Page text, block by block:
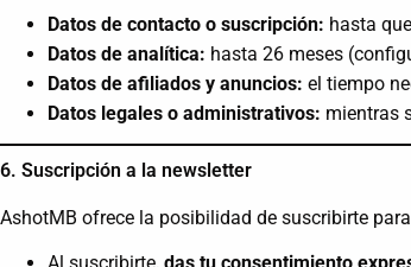
Datos de contacto o suscripción: hasta
Datos de analítica: hasta 26 meses
Datos de afiliados y anuncios: el tiempo
Datos legales o administrativos: mientras
6. Suscripción a la newsletter
AshotMB ofrece la posibilidad de suscribirte